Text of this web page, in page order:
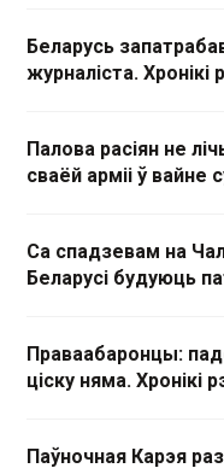
Беларусь
журналіста. Хронікі
Палова расіян не
сваёй арміі ў вайне
Са спадзевам на
Беларусі будуюць
Праваабаронцы:
ціску няма. Хронікі
Паўночная Карэя